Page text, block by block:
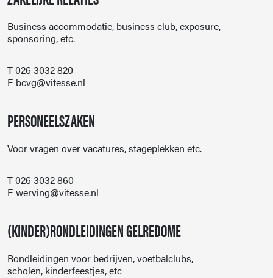
Business accommodatie, business club, exposure,
sponsoring, etc.
T026 3032 820
E bcvg@vitesse.nl
PERSONEELSZAKEN
Voor vragen over vacatures, stageplekken etc.
T026 3032 860
E werving@vitesse.nl
(KINDER)RONDLEIDINGEN GELREDOME
Rondleidingen voor bedrijven, voetbalclubs,
scholen, kinderfeestjes, etc